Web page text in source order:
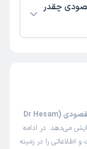
چقدر
این صفحه مثل سایت نوبت‌دهی اینترنتی دکتر حسام مقصودی (Dr Hesam
می‌دهد. در ادامه
اطلاعاتی را در زمینه